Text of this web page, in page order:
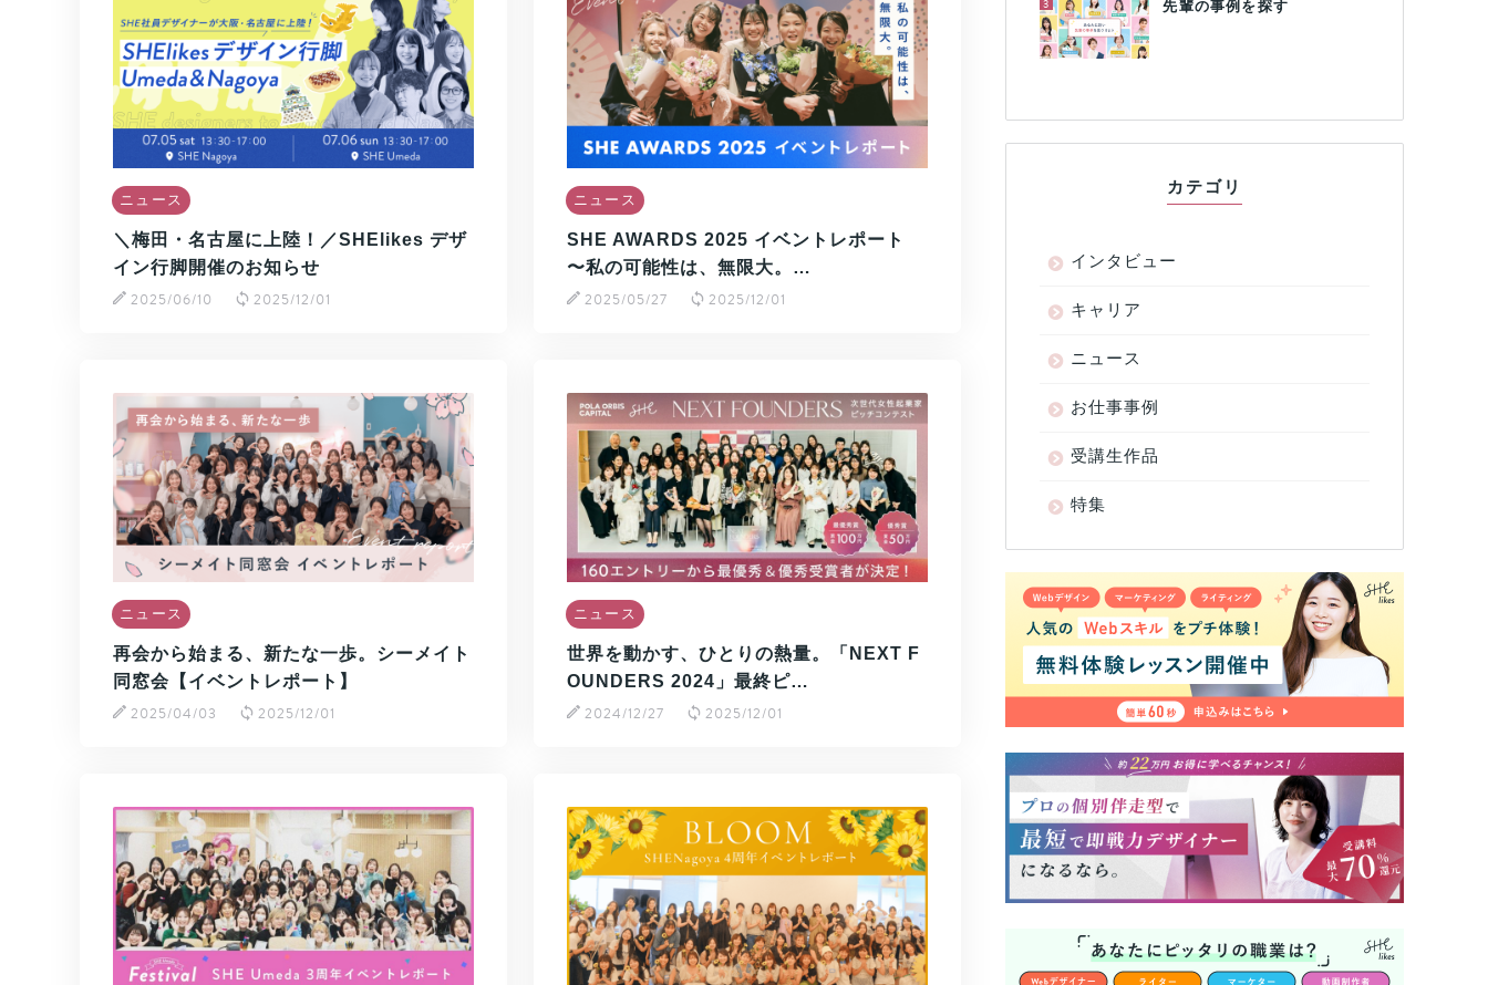
ニュース
＼梅田・名古屋に上陸！／SHElikes デザ
イン行脚開催のお知らせ
2025/06/10 2025/12/01
ニュース
SHE AWARDS 2025 イベントレポート
〜私の可能性は、無限大。…
2025/05/27 2025/12/01
ニュース
再会から始まる、新たな一歩。シーメイト
同窓会【イベントレポート】
2025/04/03 2025/12/01
ニュース
世界を動かす、ひとりの熱量。「NEXT F
OUNDERS 2024」最終ピ…
2024/12/27 2025/12/01
3 先輩の事例を探す
カテゴリ
インタビュー
キャリア
ニュース
お仕事事例
受講生作品
特集